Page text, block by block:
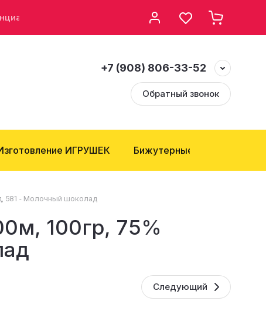
Возврат и Обмен
+7 (908) 806-33-52
Обратный звонок
ИГРУШЕК Бижутерные компоненты
581 - Молочный шоколад
100гр, 75%
Следующий